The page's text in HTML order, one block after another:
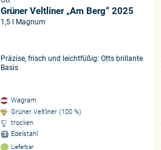
Grüner Veltliner „Am Berg“ 2025
1,5 l Magnum
Präzise, frisch und leichtfüßig: Otts brillante
Basis
Wagram
Grüner Veltliner (100 %)
trocken
Edelstahl
Lieferbar